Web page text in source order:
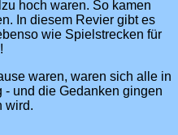
hoch waren. So kamen
In diesem Revier gibt es
wie Spielstrecken für
waren, waren sich alle in
und die Gedanken gingen
wird.